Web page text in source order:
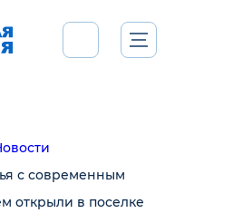
с современным
открыли в поселке